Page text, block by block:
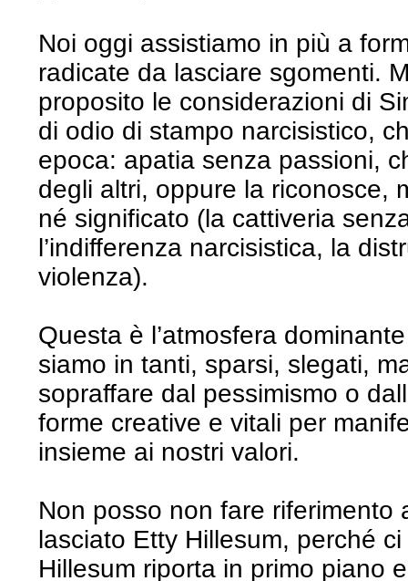
Noi oggi assistiamo in più a
radicate da lasciare sgomenti.
proposito le considerazioni di
di odio di stampo narcisistico,
epoca: apatia senza passioni,
degli altri, oppure la riconosce,
né significato (la cattiveria
l’indifferenza narcisistica, la
violenza).
Questa è l’atmosfera
siamo in tanti, sparsi, slegati,
sopraffare dal pessimismo o
forme creative e vitali per
insieme ai nostri valori.
Non posso non fare riferimento
lasciato Etty Hillesum, perché
Hillesum riporta in primo piano